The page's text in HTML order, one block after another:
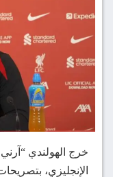
خرج الهولندي
الإنجليزي،